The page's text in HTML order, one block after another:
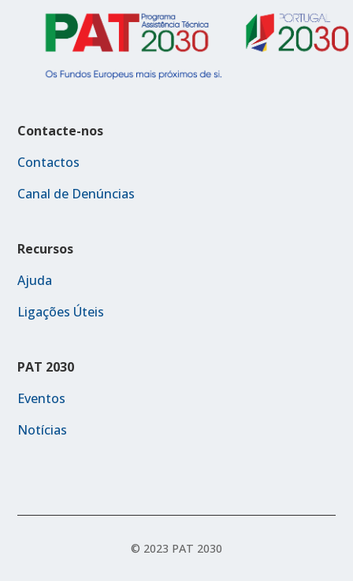
Contacte-nos
Contactos
Canal de Denúncias
Recursos
Ajuda
Ligações Úteis
PAT 2030
Eventos
Notícias
© 2023 PAT 2030